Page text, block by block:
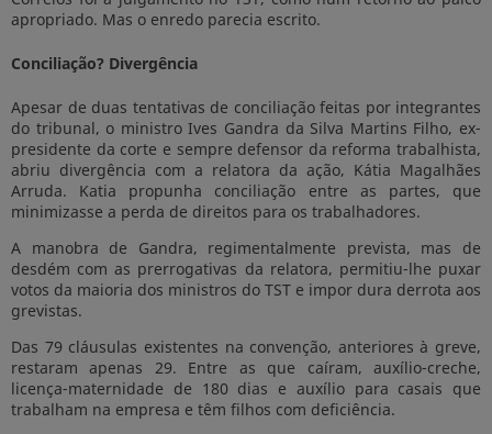
apropriado. Mas o enredo parecia escrito.
Conciliação? Divergência
Apesar de duas tentativas de conciliação feitas por integrantes
do tribunal, o ministro Ives Gandra da Silva Martins Filho, ex-
presidente da corte e sempre defensor da reforma trabalhista,
abriu divergência com a relatora da ação, Kátia Magalhães
Arruda. Katia propunha conciliação entre as partes, que
minimizasse a perda de direitos para os trabalhadores.
A manobra de Gandra, regimentalmente prevista, mas de
desdém com as prerrogativas da relatora, permitiu-lhe puxar
votos da maioria dos ministros do TST e impor dura derrota aos
grevistas.
Das 79 cláusulas existentes na convenção, anteriores à greve,
restaram apenas 29. Entre as que caíram, auxílio-creche,
licença-maternidade de 180 dias e auxílio para casais que
trabalham na empresa e têm filhos com deficiência.